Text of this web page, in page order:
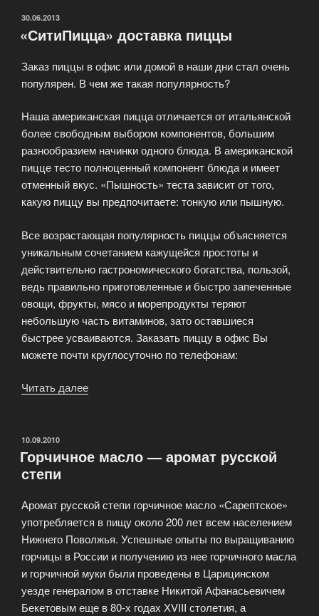
ОПУБЛИКОВАНО
30.06.2013
«СитиПицца» доставка пиццы
Заказ пиццы в офис или домой в наши дни стал очень
популярен. В чем же такая популярность?
Наша американская пицца отличается от итальянской
более свободным выбором компонентов, большим
разнообразием начинки одного блюда. В американской
пицце тесто полноценный компонент блюда и имеет
отменный вкус. «Пышность» теста зависит от того,
какую пиццу вы предпочитаете: тонкую или пышную.
Все возрастающая популярность пиццы объясняется
уникальным сочетанием кажущейся простоты и
действительно гастрономического богатства, пользой,
ведь правильно приготовленные и быстро запеченные
овощи, фрукты, мясо и морепродукты теряют
небольшую часть витаминов, зато оставшиеся
быстрее усваиваются. Заказать пиццу в офис Вы
можете почти круглосуточно по телефонам:
Читать далее
ОПУБЛИКОВАНО
10.09.2010
Горчичное масло — аромат русской
степи
Аромат русской степи горчичное масло «Сарептское»
употребляется в пищу около 200 лет всем населением
Нижнего Поволжья. Успешные опыты по выращиванию
горчицы в России и получению из нее горчичного масла
и горчичной муки были проведены в Царицинском
уезде генералом в отставке Никитой Афанасьевичем
Бекетовым еще в 80-х годах ХVIII столетия, а